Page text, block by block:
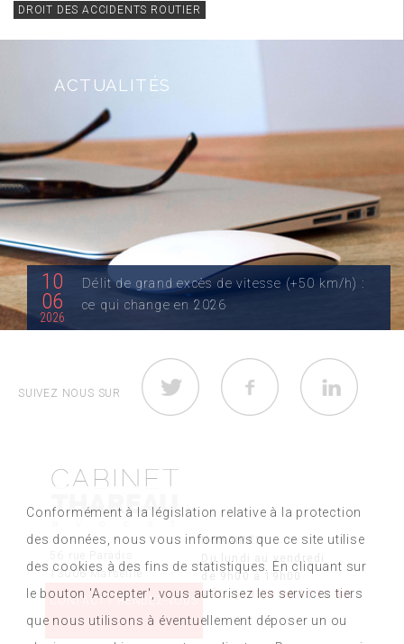
DROIT DES ACCIDENTS ROUTIER
ACTUALITÉS
10
06
2026
Délit de grand excès de vitesse (+50 km/h) :
ce qui change en 2026
(+50 km/h) ? Jusqu’au 29 décembre...
LIRE LA SUITE
l'expulsion logement
LIRE LA SUITE
SUIVEZ NOUS SUR
13006 Marseille
CONTACT / RENDEZ-VOUS
HORAIRES
Du lundi au vendredi
de 9h00 à 19h00
TÉL. (+33)4 96 11 11 82
Conformément à la législation relative à la protection
des données, nous vous informons que ce site utilise
des cookies à des fins de statistiques. En cliquant sur
le bouton 'Accepter', vous autorisez les services tiers
que nous utilisons à éventuellement déposer un ou